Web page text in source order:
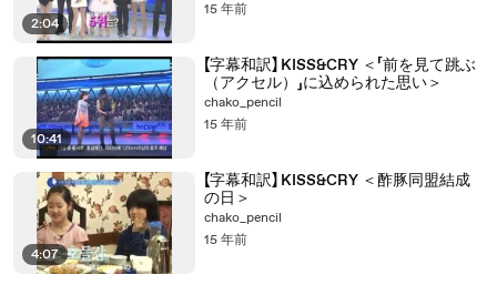
2:04
15 年前
10:41
【字幕和訳】 KISS&CRY ＜「前を見て跳ぶ
（アクセル）」に込められた思い＞
chako_pencil
15 年前
4:07
【字幕和訳】 KISS&CRY ＜酢豚同盟結成
の日＞
chako_pencil
15 年前